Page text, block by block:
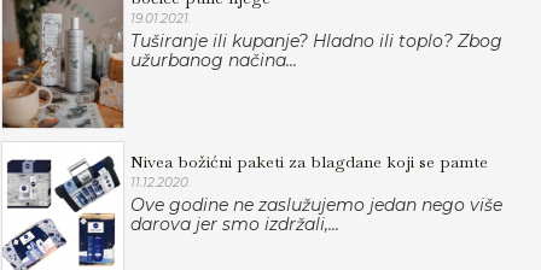
19.01.2021.
Tuširanje ili kupanje? Hladno ili toplo? Zbog
užurbanog načina...
Nivea božićni paketi za blagdane koji se pamte
11.12.2020.
Ove godine ne zaslužujemo jedan nego više
darova jer smo izdržali,...